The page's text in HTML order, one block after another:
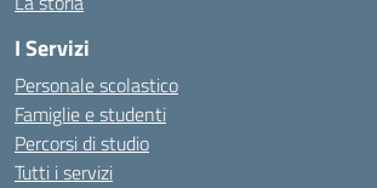
I Servizi
Personale scolastico
Famiglie e studenti
Percorsi di studio
Tutti i servizi